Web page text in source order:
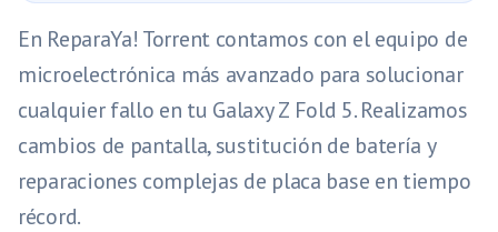
En ReparaYa! Torrent contamos con el equipo de
microelectrónica más avanzado para solucionar
cualquier fallo en tu Galaxy Z Fold 5. Realizamos
cambios de pantalla, sustitución de batería y
reparaciones complejas de placa base en tiempo
récord.